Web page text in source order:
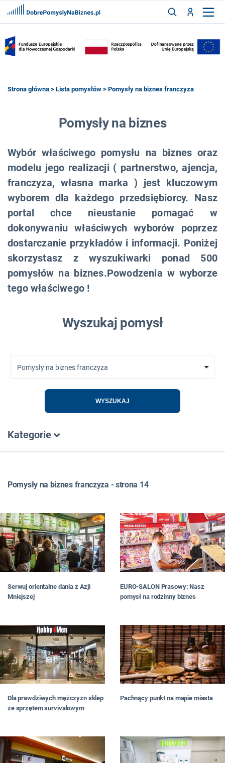
ZALOGUJ
ZAREJESTRUJ
FRANCZYZY
Strona główna > Lista pomysłów > Pomysły na biznes franczyza
Pomysły na biznes
Wybór właściwego pomysłu na biznes oraz
modelu jego realizacji ( partnerstwo, ajencja,
franczyza, własna marka ) jest kluczowym
wyborem dla każdego przedsiębiorcy. Nasz
portal chce nieustanie pomagać w
dokonywaniu właściwych wyborów poprzez
dostarczanie przykładów i informacji. Poniżej
skorzystasz z wyszukiwarki ponad 500
pomysłów na biznes.Powodzenia w wyborze
tego właściwego !
Wyszukaj pomysł
Pomysły na biznes franczyza
WYSZUKAJ
Kategorie
FRANCZYZA
JAKI BIZNES PROWADZIĆ
W MIEŚCIE
DLA PAŃ
NA WSI
W INTERNECIE
#RATUJBIZNES
Pomysły na biznes franczyza - strona 14
Serwuj orientalne dania z Azji
Mniejszej
EURO-SALON Prasowy: Nasz
pomysł na rodzinny biznes
Dla prawdziwych mężczyzn sklep
ze sprzętem survivalowym
Pachnący punkt na mapie miasta